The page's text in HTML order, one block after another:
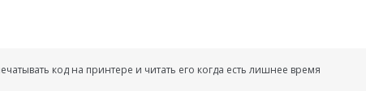
код на принтере и читать его когда есть лишнее время